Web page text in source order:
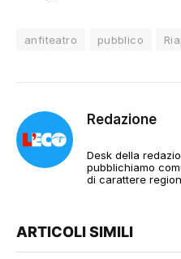
anfiteatro pubblico
Redazione
Desk della
pubblichiamo
di carattere
ARTICOLI SIMILI